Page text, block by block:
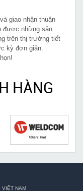
giao nhận thuận
được những sản
trên thị trường tiết
kỳ đơn giản.
HÀNG
VIỆT NAM